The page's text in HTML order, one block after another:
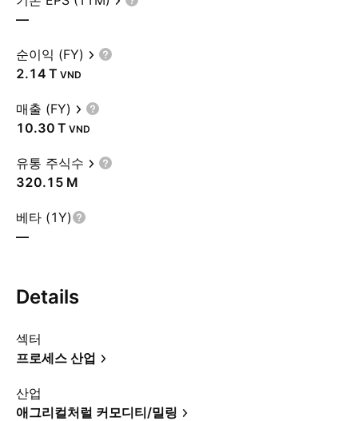
—
순이익 (FY)
‪2.14 T‬ VND
매출 (FY)
‪10.30 T‬ VND
유통 주식수
‪320.15 M‬
베타 (1Y)
—
Details
섹터
프로세스 산업
산업
애그리컬처럴 커모디티/밀링